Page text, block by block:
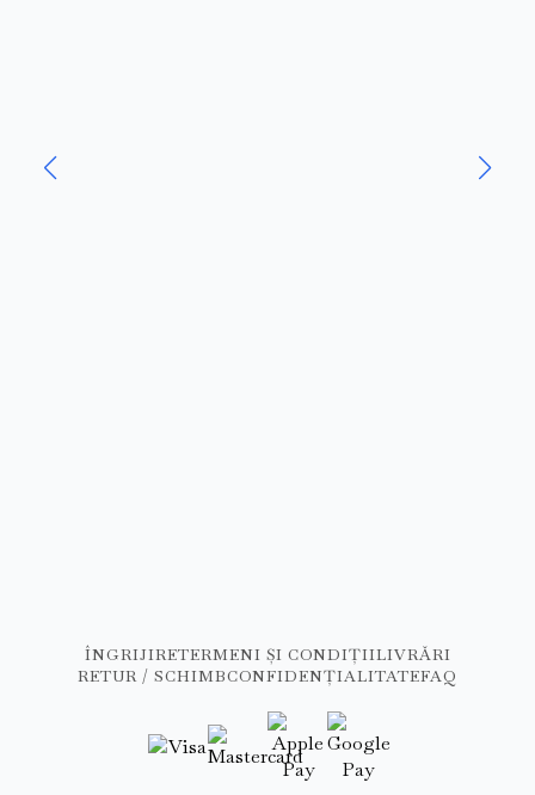
ÎNGRIJIRETERMENI ȘI CONDIȚIILIVRĂRI
RETUR / SCHIMBCONFIDENȚIALITATEFAQ